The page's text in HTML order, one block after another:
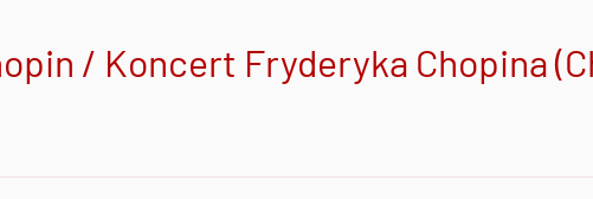
/ Koncert Fryderyka Chopina